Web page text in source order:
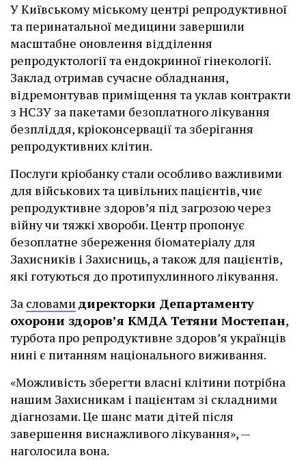
У Київському міському центрі репродуктивної
та перинатальної медицини завершили
масштабне оновлення відділення
репродуктології та ендокринної гінекології.
Заклад отримав сучасне обладнання,
відремонтував приміщення та уклав контракти
з НСЗУ за пакетами безоплатного лікування
безпліддя, кріоконсервації та зберігання
репродуктивних клітин.
Послуги кріобанку стали особливо важливими
для військових та цивільних пацієнтів, чиє
репродуктивне здоров’я під загрозою через
війну чи тяжкі хвороби. Центр пропонує
безоплатне збереження біоматеріалу для
Захисників і Захисниць, а також для пацієнтів,
які готуються до протипухлинного лікування.
За словамидиректорки Департаменту
охорони здоров’я КМДА Тетяни Мостепан,
турбота про репродуктивне здоров’я українців
нині є питанням національного виживання.
«Можливість зберегти власні клітини потрібна
нашим Захисникам і пацієнтам зі складними
діагнозами. Це шанс мати дітей після
завершення виснажливого лікування», —
наголосила вона.